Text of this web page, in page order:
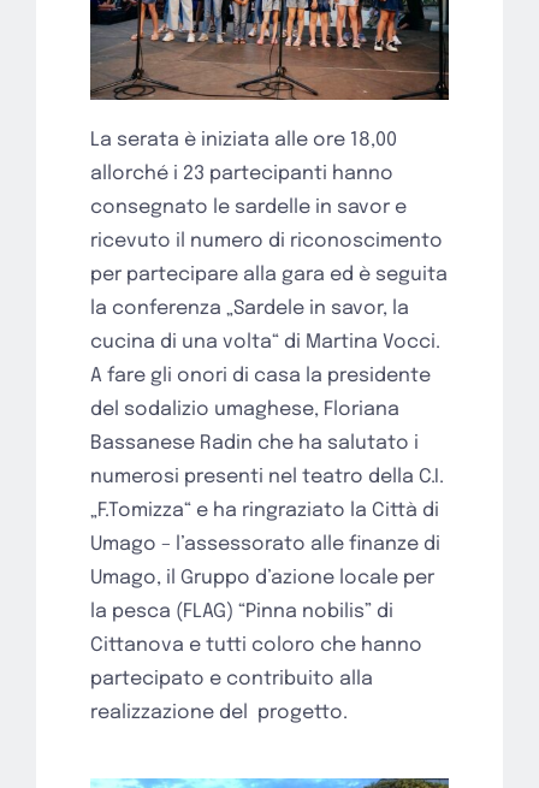
La serata è iniziata alle ore 18,00
allorché i 23 partecipanti hanno
consegnato le sardelle in savor e
ricevuto il numero di riconoscimento
per partecipare alla gara ed è seguita
la conferenza „Sardele in savor, la
cucina di una volta“ di Martina Vocci.
A fare gli onori di casa la presidente
del sodalizio umaghese, Floriana
Bassanese Radin che ha salutato i
numerosi presenti nel teatro della C.I.
„F.Tomizza“ e ha ringraziato la Città di
Umago – l’assessorato alle finanze di
Umago, il Gruppo d’azione locale per
la pesca (FLAG) “Pinna nobilis” di
Cittanova e tutti coloro che hanno
partecipato e contribuito alla
realizzazione del
progetto.